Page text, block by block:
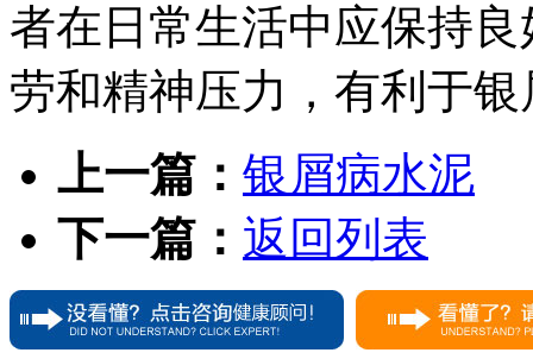
者在日常生活中应保持
劳和精神压力，有利于
上一篇： 银屑病水泥
下一篇： 返回列表